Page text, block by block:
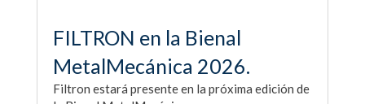
FILTRON en la Bienal
MetalMecánica 2026.
Filtron estará presente en la próxima edición de